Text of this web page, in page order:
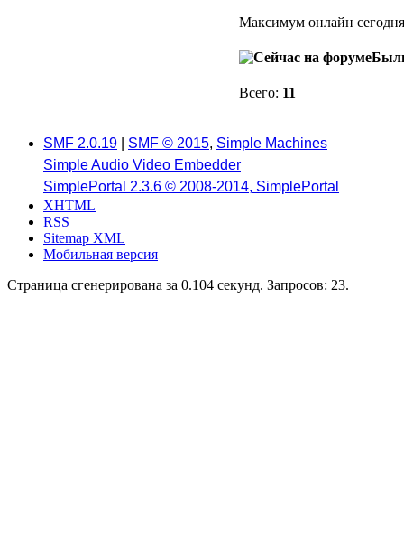
Максимум онлайн
Всего: 11
SMF 2.0.19 SMF © 2015, Simple Machines
Simple Audio Video Embedder
SimplePortal 2.3.6 © 2008-2014, SimplePortal
XHTML
RSS
Sitemap XML
Мобильная версия
Страница сгенерирована за 0.104 секунд. Запросов: 23.